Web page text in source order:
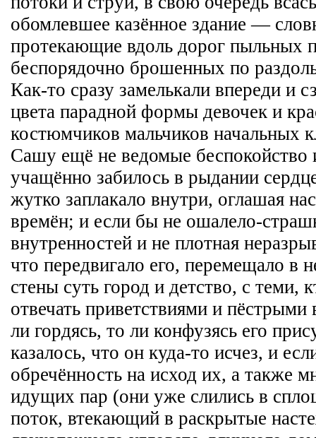
обомлевшее казённое здание —
протекающие вдоль дорог пыльных
беспорядочно брошенных по
Как-то сразу замелькали впереди и
цвета парадной формы девочек и
костюмчиков мальчиков начальных
Сашу ещё не ведомые
учащённо забилось в рыдании
жутко заплакало внутри, оглашая
времён; и если бы не ошалело-
внутренностей и не плотная
что передвигало его, перемещало в
стены суть город и детство, с теми,
отвечать приветствиями и
ли гордясь, то ли конфузясь его
казалось, что он куда-то исчез, и
обречённость на исход их, а также
идущих пар (они уже слились в
поток, втекающий в раскрытые